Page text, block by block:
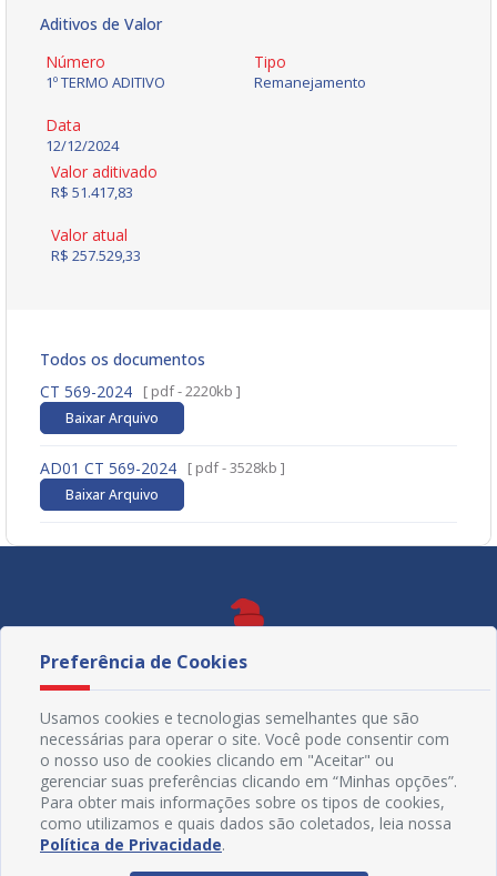
Aditivos de Valor
Número
1º TERMO ADITIVO
Tipo
Remanejamento
Data
12/12/2024
Valor aditivado
R$ 51.417,83
Valor atual
R$ 257.529,33
Todos os documentos
CT 569-2024
[ pdf - 2220kb ]
Baixar Arquivo
AD01 CT 569-2024 [ pdf - 3528kb ]
Baixar Arquivo
Redes Sociais
Preferência de Cookies
Usamos cookies e tecnologias semelhantes que são
necessárias para operar o site. Você pode consentir com
o nosso uso de cookies clicando em "Aceitar" ou
gerenciar suas preferências clicando em “Minhas opções”.
Para obter mais informações sobre os tipos de cookies,
como utilizamos e quais dados são coletados, leia nossa
Política de Privacidade.